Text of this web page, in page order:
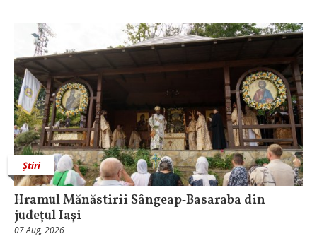
Știri
Hramul Mănăstirii Sângeap‑Basaraba din
judeţul Iaşi
07 Aug, 2026